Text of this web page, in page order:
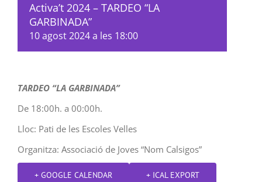
Activa’t 2024 – TARDEO “LA
GARBINADA”
10 agost 2024 a les 18:00
TARDEO “LA GARBINADA”
De 18:00h. a 00:00h.
Lloc: Pati de les Escoles Velles
Organitza: Associació de Joves “Nom Calsigos”
+ GOOGLE CALENDAR + ICAL EXPORT